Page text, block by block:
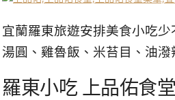
宜蘭羅東旅遊安排美食小吃少
湯圓、雞魯飯、米苔目、油
羅東小吃 上品佑食